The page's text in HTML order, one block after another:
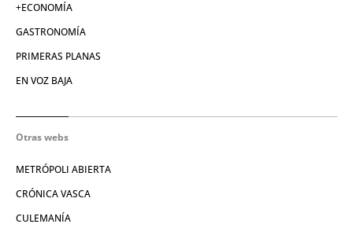
+ECONOMÍA
GASTRONOMÍA
PRIMERAS PLANAS
EN VOZ BAJA
Otras webs
METRÓPOLI ABIERTA
CRÓNICA VASCA
CULEMANÍA